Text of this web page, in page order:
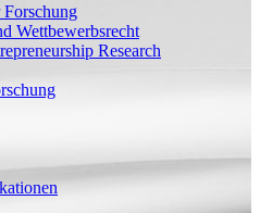
Forschung
Wettbewerbsrecht
Research